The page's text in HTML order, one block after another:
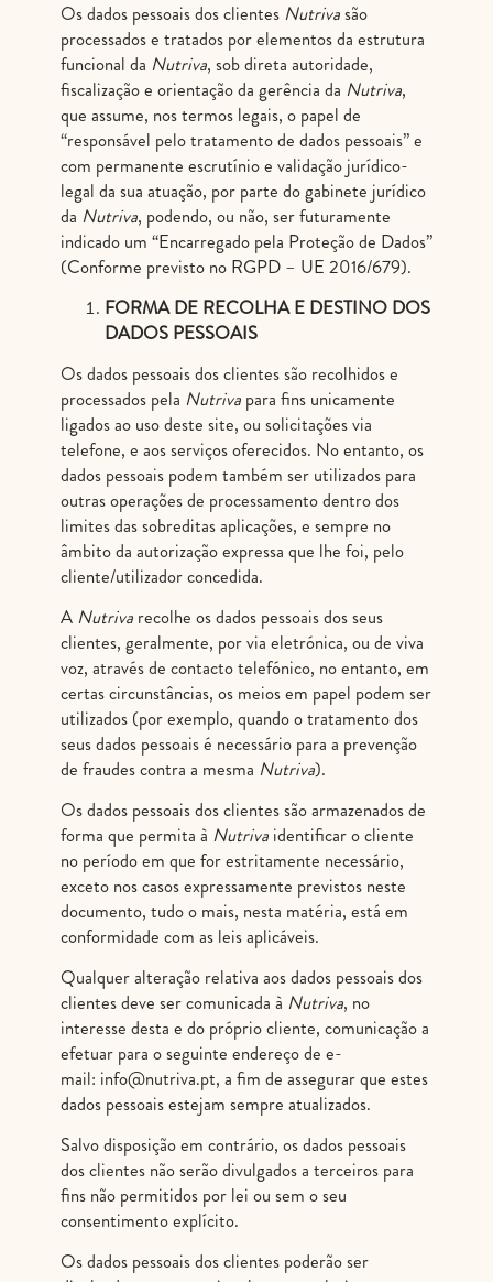
Os dados pessoais dos clientes Nutrivasão
processados e tratados por elementos da estrutura
funcional da Nutriva, sob direta autoridade,
fiscalização e orientação da gerência da Nutriva,
que assume, nos termos legais, o papel de
“responsável pelo tratamento de dados pessoais” e
com permanente escrutínio e validação jurídico-
legal da sua atuação, por parte do gabinete jurídico
da Nutriva, podendo, ou não, ser futuramente
indicado um “Encarregado pela Proteção de Dados”
(Conforme previsto no RGPD – UE 2016/679).
FORMA DE RECOLHA E DESTINO DOS
DADOS PESSOAIS
Os dados pessoais dos clientes são recolhidos e
processados pela Nutriva para fins unicamente
ligados ao uso deste site, ou solicitações via
telefone, e aos serviços oferecidos. No entanto, os
dados pessoais podem também ser utilizados para
outras operações de processamento dentro dos
limites das sobreditas aplicações, e sempre no
âmbito da autorização expressa que lhe foi, pelo
cliente/utilizador concedida.
A Nutriva recolhe os dados pessoais dos seus
clientes, geralmente, por via eletrónica, ou de viva
voz, através de contacto telefónico, no entanto, em
certas circunstâncias, os meios em papel podem ser
utilizados (por exemplo, quando o tratamento dos
seus dados pessoais é necessário para a prevenção
de fraudes contra a mesma Nutriva).
Os dados pessoais dos clientes são armazenados de
forma que permita à Nutriva identificar o cliente
no período em que for estritamente necessário,
exceto nos casos expressamente previstos neste
documento, tudo o mais, nesta matéria, está em
conformidade com as leis aplicáveis.
Qualquer alteração relativa aos dados pessoais dos
clientes deve ser comunicada à Nutriva, no
interesse desta e do próprio cliente, comunicação a
efetuar para o seguinte endereço de e-
mail: info@nutriva.pt, a fim de assegurar que estes
dados pessoais estejam sempre atualizados.
Salvo disposição em contrário, os dados pessoais
dos clientes não serão divulgados a terceiros para
fins não permitidos por lei ou sem o seu
consentimento explícito.
Os dados pessoais dos clientes poderão ser